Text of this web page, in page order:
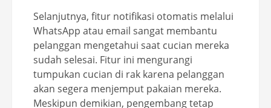
Selanjutnya, fitur notifikasi otomatis melalui
WhatsApp atau email sangat membantu
pelanggan mengetahui saat cucian mereka
sudah selesai. Fitur ini mengurangi
tumpukan cucian di rak karena pelanggan
akan segera menjemput pakaian mereka.
Meskipun demikian, pengembang tetap